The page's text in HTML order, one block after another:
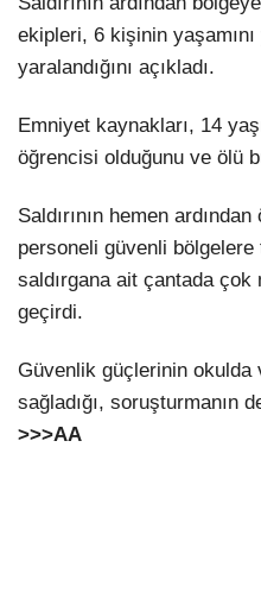
ekipleri, 6 kişinin
yaralandığını açıkladı.
Emniyet kaynakları, 14
öğrencisi olduğunu ve ölü
Saldırının hemen
personeli güvenli
saldırgana ait çantada
geçirdi.
Güvenlik güçlerinin okulda
sağladığı, soruşturmanın
>>>AA